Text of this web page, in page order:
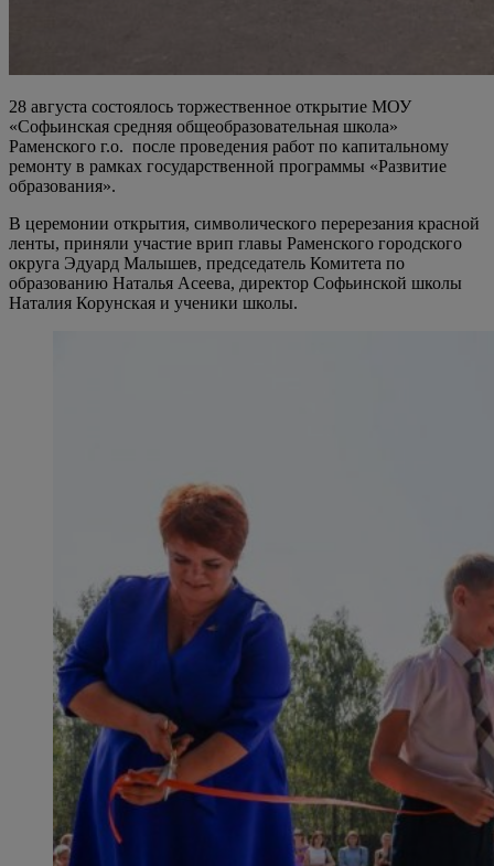
28 августа состоялось торжественное открытие МОУ
«Софьинская средняя общеобразовательная школа»
Раменского г.о. после проведения работ по капитальному
ремонту в рамках государственной программы «Развитие
образования».
В церемонии открытия, символического перерезания красной
ленты, приняли участие врип главы Раменского городского
округа Эдуард Малышев, председатель Комитета по
образованию Наталья Асеева, директор Софьинской школы
Наталия Корунская и ученики школы.